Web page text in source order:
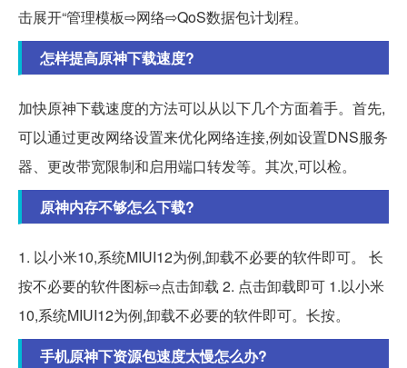
击展开“管理模板⇨网络⇨QoS数据包计划程。
怎样提高原神下载速度?
加快原神下载速度的方法可以从以下几个方面着手。首先,
可以通过更改网络设置来优化网络连接,例如设置DNS服务
器、更改带宽限制和启用端口转发等。其次,可以检。
原神内存不够怎么下载?
1. 以小米10,系统MIUI12为例,卸载不必要的软件即可。 长
按不必要的软件图标⇨点击卸载 2. 点击卸载即可 1.以小米
10,系统MIUI12为例,卸载不必要的软件即可。长按。
手机原神下资源包速度太慢怎么办?